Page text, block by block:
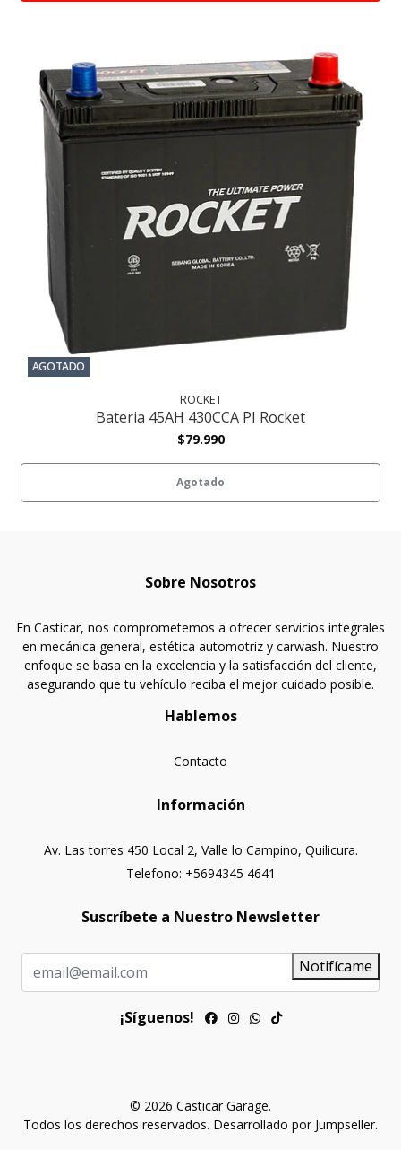
AGOTADO
ROCKET
Bateria 45AH 430CCA PI Rocket
$79.990
Agotado
Sobre Nosotros
En Casticar, nos comprometemos a ofrecer servicios integrales
en mecánica general, estética automotriz y carwash. Nuestro
enfoque se basa en la excelencia y la satisfacción del cliente,
asegurando que tu vehículo reciba el mejor cuidado posible.
Hablemos
Contacto
Información
Av. Las torres 450 Local 2, Valle lo Campino, Quilicura.
Telefono: +5694345 4641
Suscríbete a Nuestro Newsletter
Notifícame
¡Síguenos!
© 2026 Casticar Garage.
Todos los derechos reservados. Desarrollado por Jumpseller.